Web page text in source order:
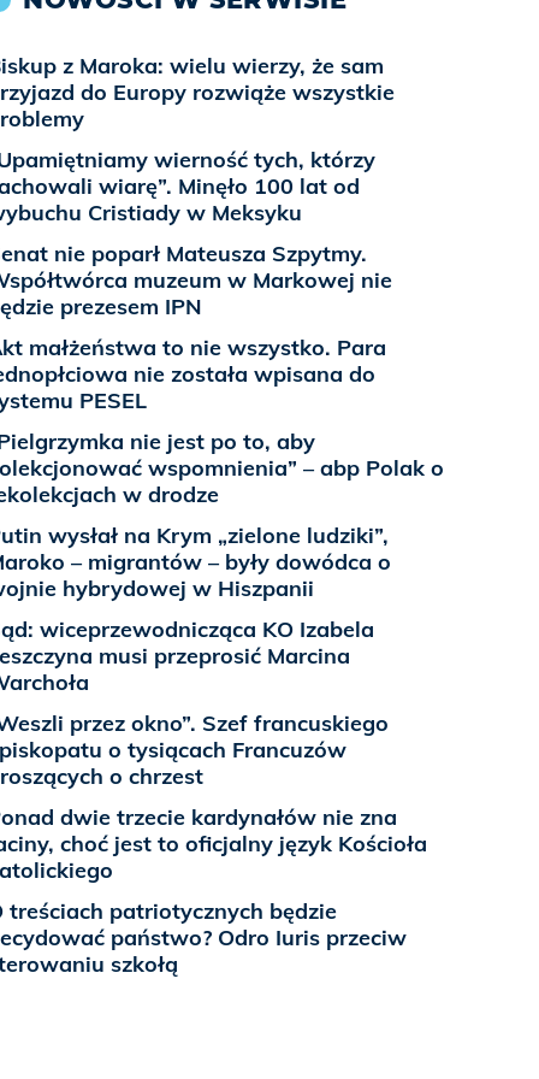
z Maroka: wielu wierzy, że sam
do Europy rozwiąże wszystkie
wierność tych, którzy
wiarę”. Minęło 100 lat od
Cristiady w Meksyku
nie poparł Mateusza Szpytmy.
muzeum w Markowej nie
prezesem IPN
małżeństwa to nie wszystko. Para
nie została wpisana do
PESEL
nie jest po to, aby
wspomnienia” – abp Polak o
w drodze
wysłał na Krym „zielone ludziki”,
– migrantów – były dowódca o
hybrydowej w Hiszpanii
wiceprzewodnicząca KO Izabela
musi przeprosić Marcina
przez okno”. Szef francuskiego
o tysiącach Francuzów
o chrzest
dwie trzecie kardynałów nie zna
choć jest to oficjalny język Kościoła
treściach patriotycznych będzie
państwo? Odro Iuris przeciw
szkołą